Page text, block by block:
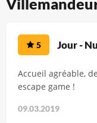
5 Jour -
Accueil agréable,
escape game !
09.03.2019